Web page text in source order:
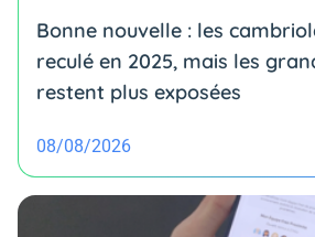
Bonne nouvelle : les
reculé en 2025, mais les
restent plus exposées
08/08/2026